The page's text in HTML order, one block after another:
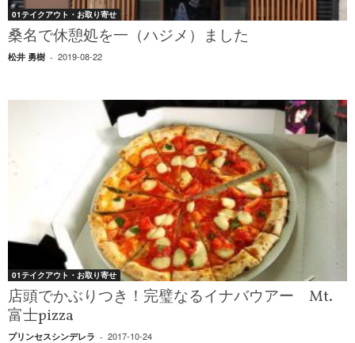
01テイクアウト・お取り寄せ
桑名で休憩処を一（ハジメ）ました
松井 勇樹 - 2019-08-22
01テイクアウト・お取り寄せ
店頭でかぶりつき！完璧なるイナバウアー Mt.
富士pizza
プリンセスシンデレラ - 2017-10-24